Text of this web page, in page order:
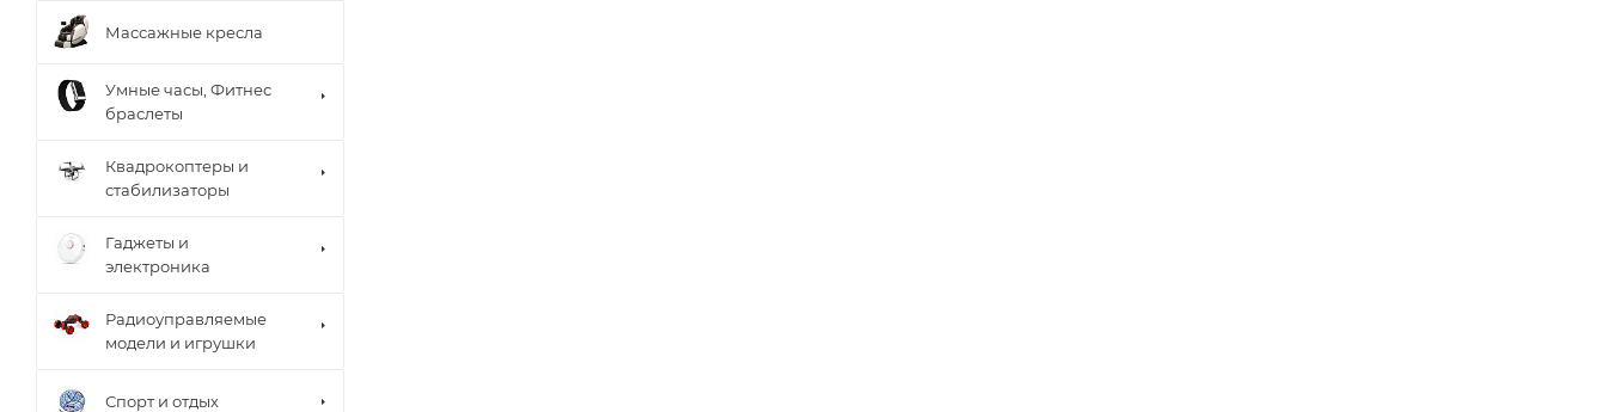
Массажные кресла
Умные часы, Фитнес
браслеты
Квадрокоптеры и
стабилизаторы
Гаджеты и
электроника
Радиоуправляемые
модели и игрушки
Спорт и отдых